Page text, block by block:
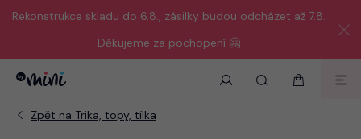
Rekonstrukce skladu do 6.8., zásilky budou odcházet až 7.8.
Děkujeme za pochopení 🤗